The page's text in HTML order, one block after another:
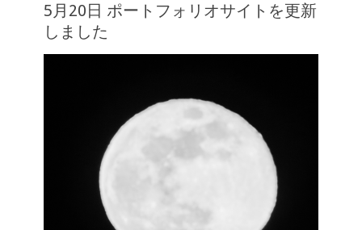
5月20日 ポートフォリオサイトを更新
しました